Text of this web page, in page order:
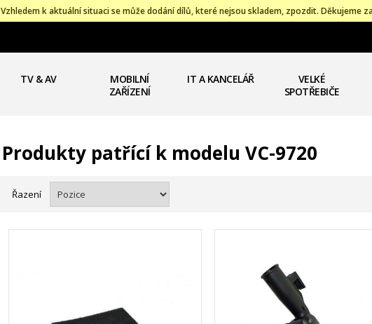
Vzhledem k aktuální situaci se může dodání dílů, které nejsou skladem, zpozdit. Děkujeme
TV & AV
MOBILNÍ
ZAŘÍZENÍ
IT A KANCELÁŘ
VELKÉ
SPOTŘEBIČE
Produkty patřící k modelu VC-9720
Řazení